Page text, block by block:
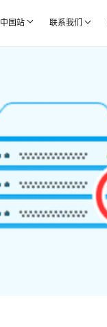
中国站 联系我们